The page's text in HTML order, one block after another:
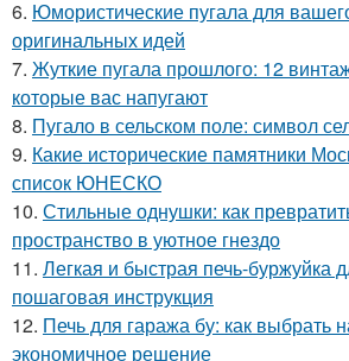
6. Юмористические пугала для
оригинальных идей
7. Жуткие пугала прошлого: 12
которые вас напугают
8. Пугало в сельском поле: символ
9. Какие исторические памятники
список ЮНЕСКО
10. Стильные однушки: как
пространство в уютное гнездо
11. Легкая и быстрая печь-буржуйка
пошаговая инструкция
12. Печь для гаража бу: как выбрать
экономичное решение